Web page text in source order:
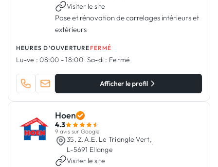
Visiter le site
Pose et rénovation de carrelages intérieurs et
extérieurs
HEURES D'OUVERTURE FERMÉ
Lu-ve : 08:00 - 18:00·Sa-di : Fermé
Afficher le profil
Hoen
4.3
9 avis sur Google
35, Z.A.E. Le Triangle Vert,
L-5691 Ellange
·
Visiter le site